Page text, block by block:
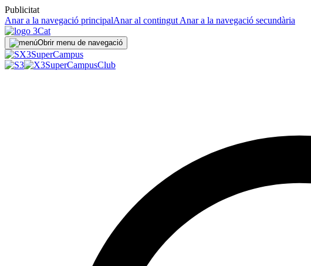
Publicitat
Anar a la navegació principalAnar al contingut Anar a la navegació secundària
Obrir menu de navegació
SuperCampus
SuperCampusClub